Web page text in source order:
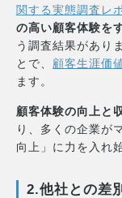
関する実態調査レ
の高い顧客体験を
う調査結果があり
とで、 顧客生涯価
ます。
顧客体験の向上と
り、多くの企業が
向上」に力を入れ
2.他社との差